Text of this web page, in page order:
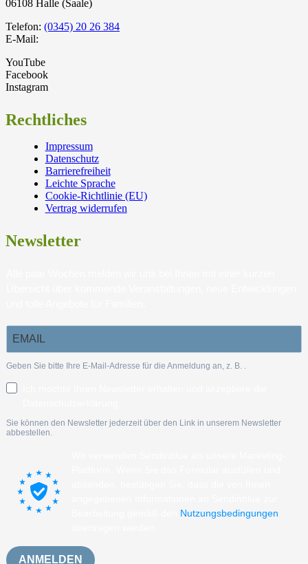
06108 Halle (Saale)
Telefon: (0345) 20 26 384
E-Mail:
YouTube
Facebook
Instagram
Rechtliches
Impressum
Datenschutz
Barrierefreiheit
Leichte Sprache
Cookie-Richtlinie (EU)
Vertrag widerrufen
Newsletter
Geben Sie bitte Ihre E-Mail-Adresse für die Anmeldung an, z. B. .
Sie können den Newsletter jederzeit über den Link in unserem Newsletter
abbestellen.
Nutzungsbedingungen
ANMELDEN